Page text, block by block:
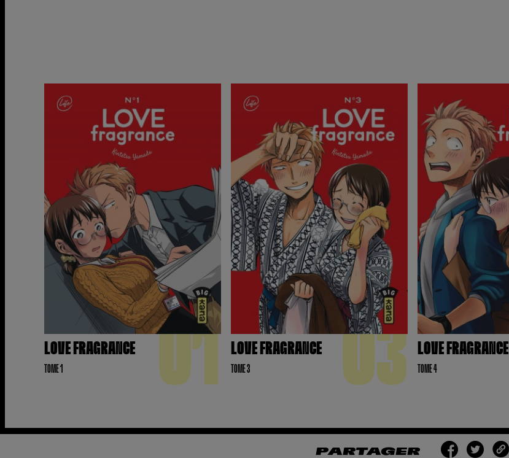
LOVE FRAGRANCE
TOME 1 01 LOVE FRAGRANCE
TOME 3 03 LOVE FRAGRANCE
TOME 4
PARTAGER